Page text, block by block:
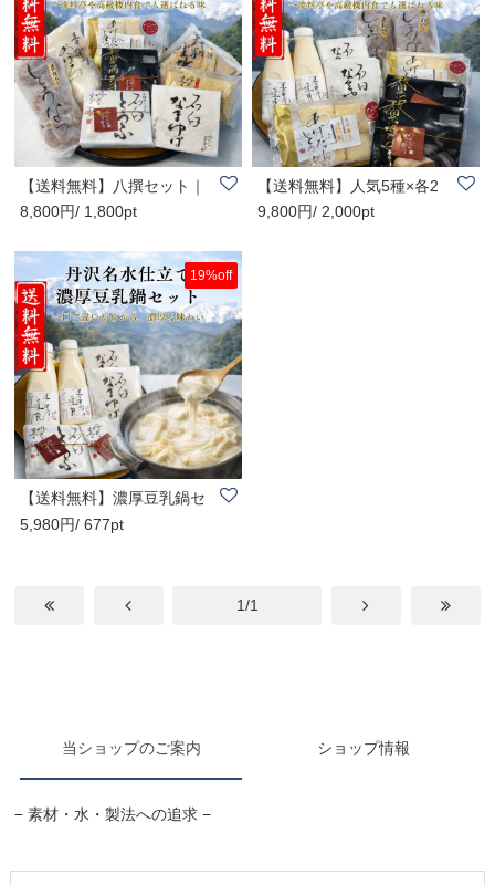
【送料無料】八撰セット｜
丹沢大山五右衛..
8,800円/ 1,800pt
【送料無料】人気5種×各2
計10点詰合せ｜..
9,800円/ 2,000pt
19%off
【送料無料】濃厚豆乳鍋セ
ット｜豆腐づく..
5,980円/ 677pt
1/1
当ショップのご案内 ショップ情報
− 素材・水・製法への追求 −